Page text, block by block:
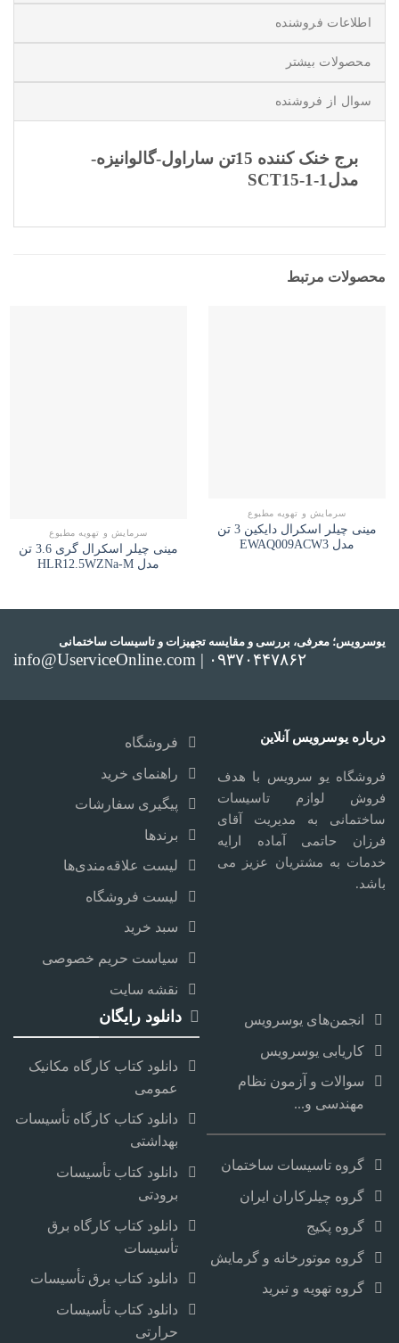
اطلاعات فروشنده
محصولات بیشتر
سوال از فروشنده
برج خنک کننده 15تن ساراول-گالوانیزه-
مدلSCT15-1-1
محصولات مرتبط
سرمایش و تهویه مطبوع
مینی چیلر اسکرال دایکین 3 تن
مدل EWAQ009ACW3
سرمایش و تهویه مطبوع
مینی چیلر اسکرال گری 3.6 تن
مدل HLR12.5WZNa-M
یوسرویس؛ معرفی، بررسی و مقایسه تجهیزات و تاسیسات ساختمانی
info@UserviceOnline.com | ۰۹۳۷۰۴۴۷۸۶۲
درباره یوسرویس آنلاین
فروشگاه یو سرویس با هدف
فروش لوازم تاسیسات
ساختمانی به مدیریت آقای
فرزان حاتمی آماده ارایه
خدمات به مشتریان عزیز می
باشد.
فروشگاه
راهنمای خرید
پیگیری سفارشات
برندها
لیست علاقه‌مندی‌ها
لیست فروشگاه
سبد خرید
سیاست حریم خصوصی
نقشه سایت
انجمن‌های یوسرویس
کاریابی یوسرویس
سوالات و آزمون نظام
مهندسی و...
گروه تاسیسات ساختمان
گروه چیلرکاران ایران
گروه پکیج
گروه موتورخانه و گرمایش
گروه تهویه و تبرید
دانلود رایگان
دانلود کتاب کارگاه مکانیک
عمومی
دانلود کتاب کارگاه تأسیسات
بهداشتی
دانلود کتاب تأسیسات
برودتی
دانلود کتاب کارگاه برق
تأسیسات
دانلود کتاب برق تأسیسات
دانلود کتاب تأسیسات
حرارتی